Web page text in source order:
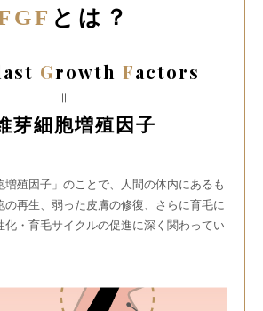
とは？
Growth Factors
=
芽細胞増殖因子
増殖因子」のことで、人間の体内にあるも
の再生、弱った皮膚の修復、さらに育毛に
化・育毛サイクルの促進に深く関わってい